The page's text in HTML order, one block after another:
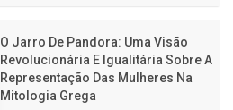
O Jarro De Pandora: Uma Visão
Revolucionária E Igualitária Sobre A
Representação Das Mulheres Na
Mitologia Grega